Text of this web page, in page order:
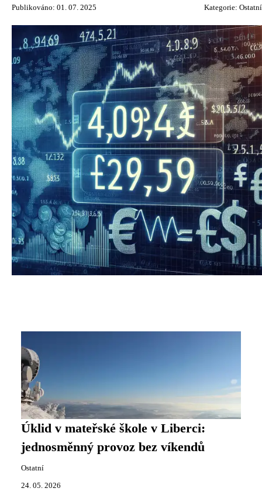
Publikováno: 01. 07. 2025 Kategorie: Ostatní
Úklid v mateřské škole v Liberci:
jednosměnný provoz bez víkendů
Ostatní
24. 05. 2026